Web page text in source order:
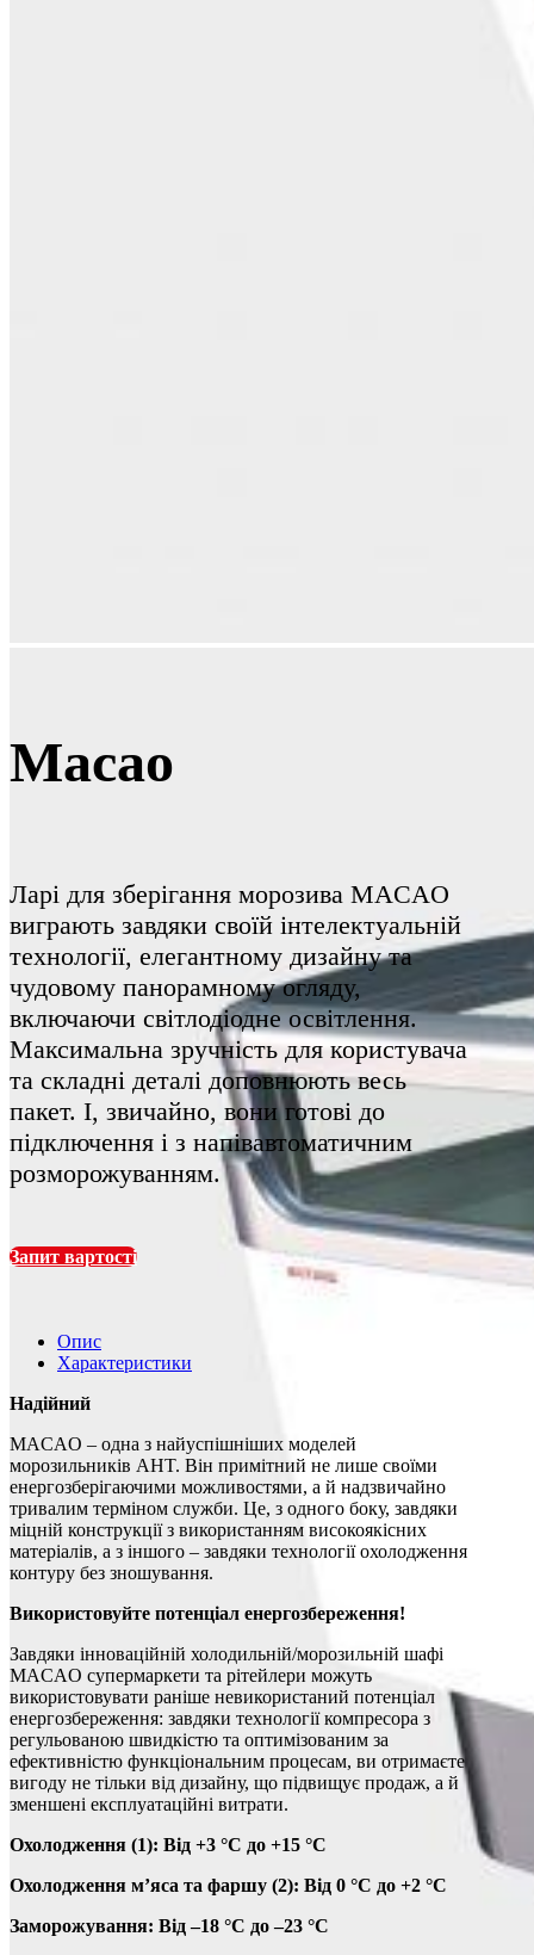
Macao
Ларі для зберігання морозива MACAO
виграють завдяки своїй інтелектуальній
технології, елегантному дизайну та
чудовому панорамному огляду,
включаючи світлодіодне освітлення.
Максимальна зручність для користувача
та складні деталі доповнюють весь
пакет. І, звичайно, вони готові до
підключення і з напівавтоматичним
розморожуванням.
Запит вартості
Опис
Характеристики
Надійний
MACAO – одна з найуспішніших моделей
морозильників AHT. Він примітний не лише своїми
енергозберігаючими можливостями, а й надзвичайно
тривалим терміном служби. Це, з одного боку, завдяки
міцній конструкції з використанням високоякісних
матеріалів, а з іншого – завдяки технології охолодження
контуру без зношування.
Використовуйте потенціал енергозбереження!
Завдяки інноваційній холодильній/морозильній шафі
MACAO супермаркети та рітейлери можуть
використовувати раніше невикористаний потенціал
енергозбереження: завдяки технології компресора з
регульованою швидкістю та оптимізованим за
ефективністю функціональним процесам, ви отримаєте
вигоду не тільки від дизайну, що підвищує продаж, а й
зменшені експлуатаційні витрати.
Охолодження (1): Від +3 °C до +15 °C
Охолодження м’яса та фаршу (2): Від 0 °C до +2 °C
Заморожування: Від –18 °C до –23 °C